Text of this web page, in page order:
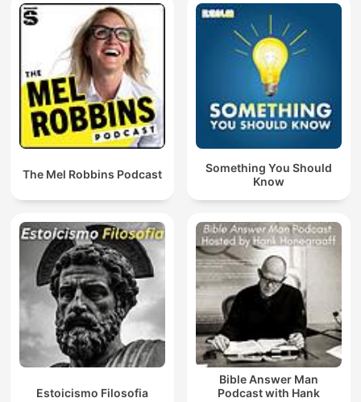
The Mel Robbins Podcast
Something You Should
Know
Estoicismo Filosofia
Bible Answer Man
Podcast with Hank